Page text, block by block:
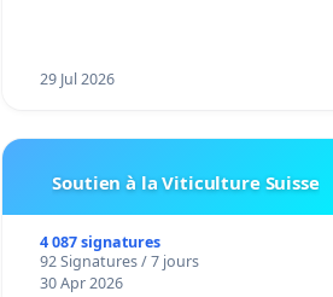
29 Jul 2026
Soutien à la Viticulture Suisse
4 087 signatures
92 Signatures / 7 jours
30 Apr 2026